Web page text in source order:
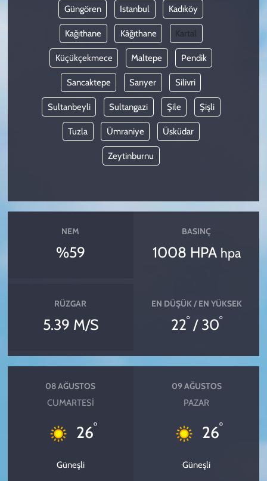
Güngören Istanbul Kadıköy
Kağıthane Kâğıthane Kartal
Küçükçekmece Maltepe Pendik
Sancaktepe Sarıyer Silivri
Sultanbeyli Sultangazi Şile Şişli
Tuzla Ümraniye Üsküdar
Zeytinburnu
NEM
%59
BASINÇ
1008 HPA hpa
RÜZGAR
5.39 M/S
EN DÜŞÜK / EN YÜKSEK
22°/ 30°
08 AĞUSTOS
CUMARTESI
26°
Güneşli
09 AĞUSTOS
PAZAR
26°
Güneşli